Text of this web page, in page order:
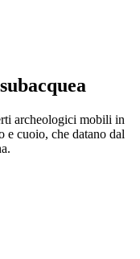
archeologici mobili in
e cuoio, che datano dal